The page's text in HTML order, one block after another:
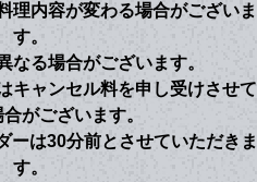
理内容が変わる場合がございま
す。
る場合がございます。
キャンセル料を申し受けさせて
がございます。
は30分前とさせていただきま
す。